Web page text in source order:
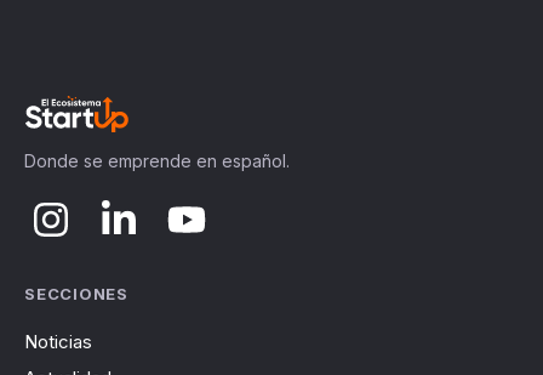
Donde se emprende en español.
SECCIONES
Noticias